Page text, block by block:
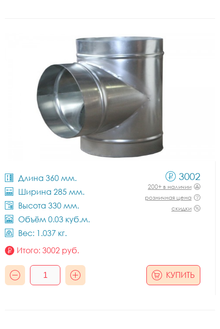
Длина 360 мм.
Ширина 285 мм.
Высота 330 мм.
Объём 0.03 куб.м.
Вес: 1.037 кг.
3002
200+ в наличии
розничная цена
скидки
Итого: 3002 руб.
КУПИТЬ